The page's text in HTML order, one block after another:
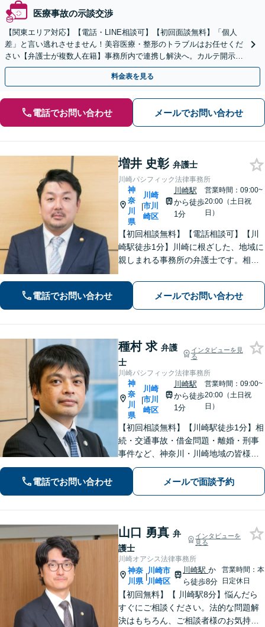
医療事故の示談交渉
【関東エリア対応】【電話・LINE相談可】【初回面談無料】「個人
差」と言い逃れさせません！美容医療・整形のトラブルはお任せくだ
さい【弁護士が複数人在籍】事務所内で連携し解決へ。カルテ開示や
返金・賠償請求をサポートいたします【休日夜間面談可】
料金表を見る
電話でお問い合わせ メールでお問い合わせ
増井 史彰 弁護士
川崎パシフィック法律事務所
神
奈
川
県
|
川崎
市川
崎区
川崎駅
から徒歩
1分
営業時間：09:00~
20:00（土日祝
日）
【初回相談無料】【電話相談可】【川
崎駅徒歩1分】川崎に根ざした、地域に
親しまれる事務所の弁護士です。相
って対応致します。クチコミ・リピー
ターの方多数。お気軽にご相談くださ
い。
電話でお問い合わせ メールでお問い合わせ
種村 求 弁護
士
インタビューを見
る
川崎パシフィック法律事務所
神
奈
川
県
|
川崎
市川
崎区
川崎駅
から徒歩
1分
営業時間：09:00~
20:00（土日祝
日）
【初回相談無料】【川崎駅徒歩1分】相
続・交通事故・借金問題・離婚・刑事
事件など、神奈川・川崎地域の皆様の
法律問題を解決すべく、親身になって
取り組みます。クチコミ・リピーター
の方も多数。お気軽にお問い合わせ下
電話でお問い合わせ メールで面談予約
山口 勇真 弁
護士
インタビューを
見る
川崎オアシス法律事務所
神奈
川県
|
川崎市
川崎区
川崎駅 か
ら徒歩8分
営業時間：本
日定休日
【初回無料】【 川崎駅8分】悩んだら
すぐにご相談ください。法的な問題解
決はもちろん、ご相談者様のお気持ち